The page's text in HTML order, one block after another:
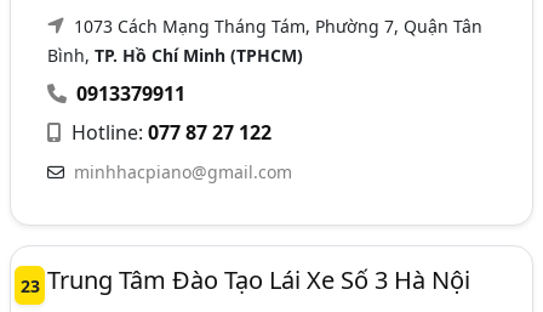
1073 Cách Mạng Tháng Tám, Phường 7, Quận Tân
Bình,TP. Hồ Chí Minh (TPHCM)
0913379911
Hotline:077 87 27 122
minhhacpiano@gmail.com
23 Trung Tâm Đào Tạo Lái Xe Số 3 Hà Nội